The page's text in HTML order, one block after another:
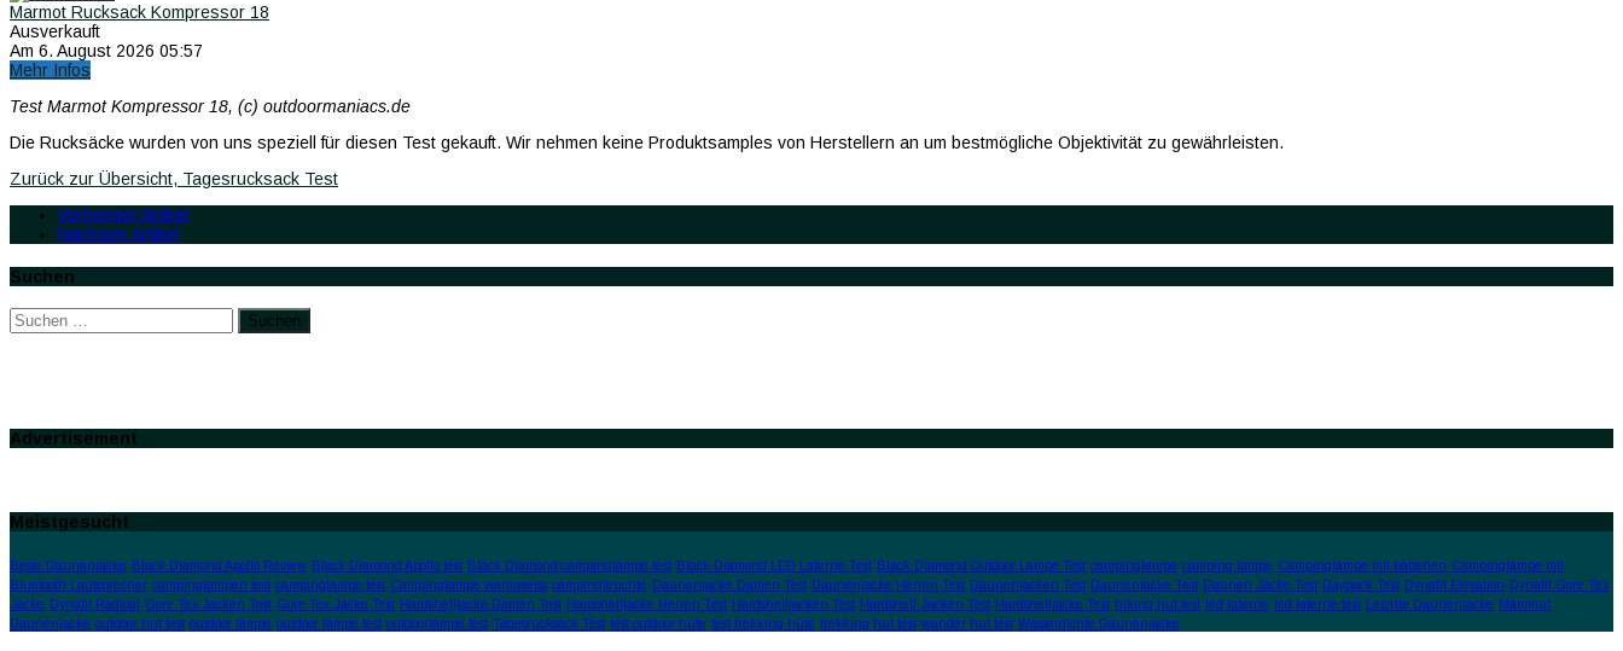
Marmot Rucksack Kompressor 18
Ausverkauft
Am 6. August 2026 05:57
Mehr Infos
Test Marmot Kompressor 18, (c) outdoormaniacs.de
Die Rucksäcke wurden von uns speziell für diesen Test gekauft. Wir nehmen keine Produktsamples von Herstellern an um bestmögliche Objektivität zu gewährleisten.
Zurück zur Übersicht, Tagesrucksack Test
Vorheriger Artikel
Nächster Artikel
Suchen
Suchen
nach:
Advertisement
Meistgesucht
Beste Daunenjacke Black Diamond Apollo Review Black Diamond Apollo test Black Diamond campinglampe test Black Diamond LED Laterne Test Black Diamond Outdoor Lampe Test campinglampe camping lampe Campinglampe mit batterien Campinglampe mit
Bluetooth Lautsprecher campinglampen test campinglampe test Campinglampe warmweiss campingleuchte Daunenjacke Damen Test Daunenjacke Herren Test Daunenjacken Test Daunenjacke Test Daunen Jacke Test Daypack Test Dynafit Elevation Dynafit Gore Tex
Jacke Dynafit Radical Gore Tex Jacken Test Gore Tex Jacke Test Hardshelljacke Damen Test Hardshelljacke Herren Test Hardshelljacken Test Hardshell Jacken Test Hardshelljacke Test hiking hut test led laterne led laterne test Leichte Daunenjacke Mammut
Daunenjacke outdoor hut test outdoor lampe outdoor lampe test outdoorlampe test Tagesrucksack Test test outdoor hüte test trekking hüte trekking hut test wander hut test Wasserdichte Daunenjacke